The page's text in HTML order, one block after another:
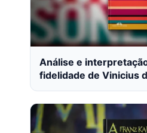
Análise e
fidelidade de Vinicius